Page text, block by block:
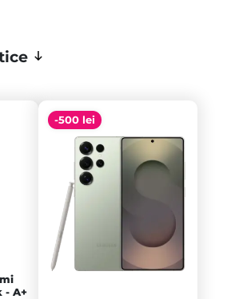
- A+
-500 lei